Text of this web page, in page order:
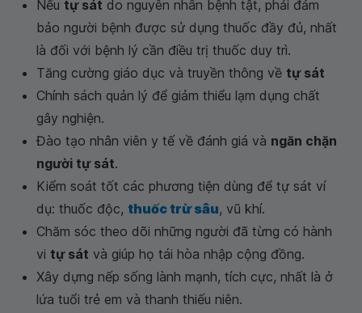
Nếu tự sát do nguyên nhân bệnh tật, phải đảm
bảo người bệnh được sử dụng thuốc đầy đủ, nhất
là đối với bệnh lý cần điều trị thuốc duy trì.
Tăng cường giáo dục và truyền thông về tự sát
Chính sách quản lý để giảm thiểu lạm dụng chất
gây nghiện.
Đào tạo nhân viên y tế về đánh giá và ngăn chặn
người tự sát.
Kiểm soát tốt các phương tiện dùng để tự sát ví
dụ: thuốc độc, thuốc trừ sâu, vũ khí.
Chăm sóc theo dõi những người đã từng có hành
vi tự sát và giúp họ tái hòa nhập cộng đồng.
Xây dựng nếp sống lành mạnh, tích cực, nhất là ở
lứa tuổi trẻ em và thanh thiếu niên.